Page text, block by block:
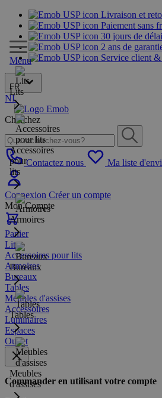
Livraison et
Paiement sans
30 jours de
2 ans de
Service client
FR
NL
Cherchez
Contactez nous Ma liste
Connexion Créer un compte
Mon Compte
Panier
Menu
Lits
Accessoires
pour
lits
Armoires
Bureaux
Tables
Meubles
d'assises
Lits
Accessoires pour lits
Armoires
Bureaux
Tables
Meubles d'assises
Accessoires
Luminaires
Espaces
Outlet
Commander en utilisant votre compte